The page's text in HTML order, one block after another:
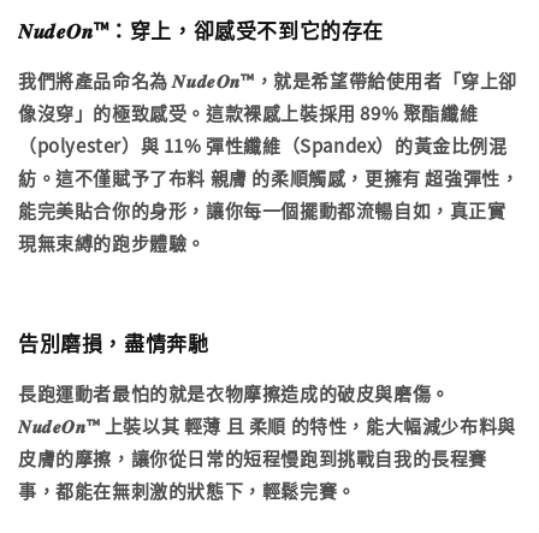
𝑵𝒖𝒅𝒆𝑶𝒏™：穿上，卻感受不到它的存在
我們將產品命名為 𝑵𝒖𝒅𝒆𝑶𝒏™，就是希望帶給使用者「穿上卻
像沒穿 」的極致感受。這款裸感上裝採用 89% 聚酯纖維
（polyester）與 11% 彈性纖維（Spandex）的黃金比例混
紡。這不僅賦予了布料 親膚 的柔順觸感，更擁有超強彈性 ，
能完美貼合你的身形，讓你每一個擺動都流暢自如，真正實
現無束縛的跑步體驗。
告別磨損，盡情奔馳
長跑運動者最怕的就是衣物摩擦造成的破皮與磨傷。
𝑵𝒖𝒅𝒆𝑶𝒏™ 上裝以其輕薄 且 柔順 的特性，能大幅減少布料與
皮膚的摩擦，讓你從日常的短程慢跑到挑戰自我的長程賽
事，都能在無刺激的狀態下，輕鬆完賽。